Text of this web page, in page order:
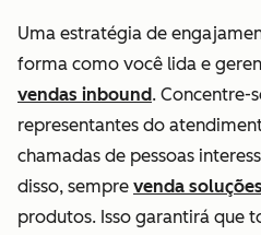
Uma estratégia de
forma como você lida e
vendas inbound. Concentre-
representantes do
chamadas de pessoas
disso, sempre venda soluções
produtos. Isso garantirá que